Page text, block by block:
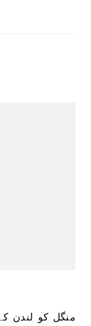
منگل کو لندن کے سرفہرست حصص گر گئے کیونکہ پاؤنڈ کے